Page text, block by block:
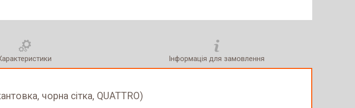
Інформація для замовлення
чорна сітка, QUATTRO)